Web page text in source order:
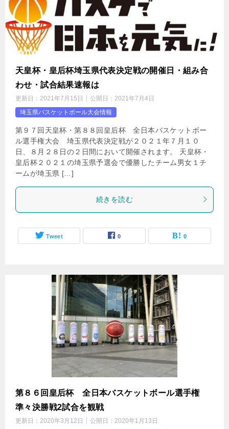
天皇杯・皇后杯埼玉県代表決定戦の開催日・組み合
わせ・試合結果速報は
更新日： 2021年7月15日 公開日： 2021年7月4日
埼玉県バスケットボール大会情報
第９７回天皇杯・第８８回皇后杯 全日本バスケットボー
ル選手権大会 埼玉県代表決定戦が２０２１年７月１０
日、８月２８日の２日間において開催されます。 天皇杯・
皇后杯２０２１の埼玉県予選会で優勝したチーム男女１チ
ームが埼玉県 […]
続きを読む
Tweet 0 0
第８６回皇后杯 全日本バスケットボール選手権
準々決勝戦2試合を観戦
更新日： 2020年3月12日 公開日： 2020年1月13日